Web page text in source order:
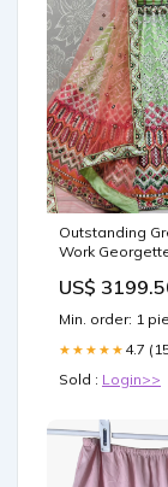
Outstanding
Work
Size:Semi
US$
Min. order: 1
★★★★★ 4.7
Sold : Login>>